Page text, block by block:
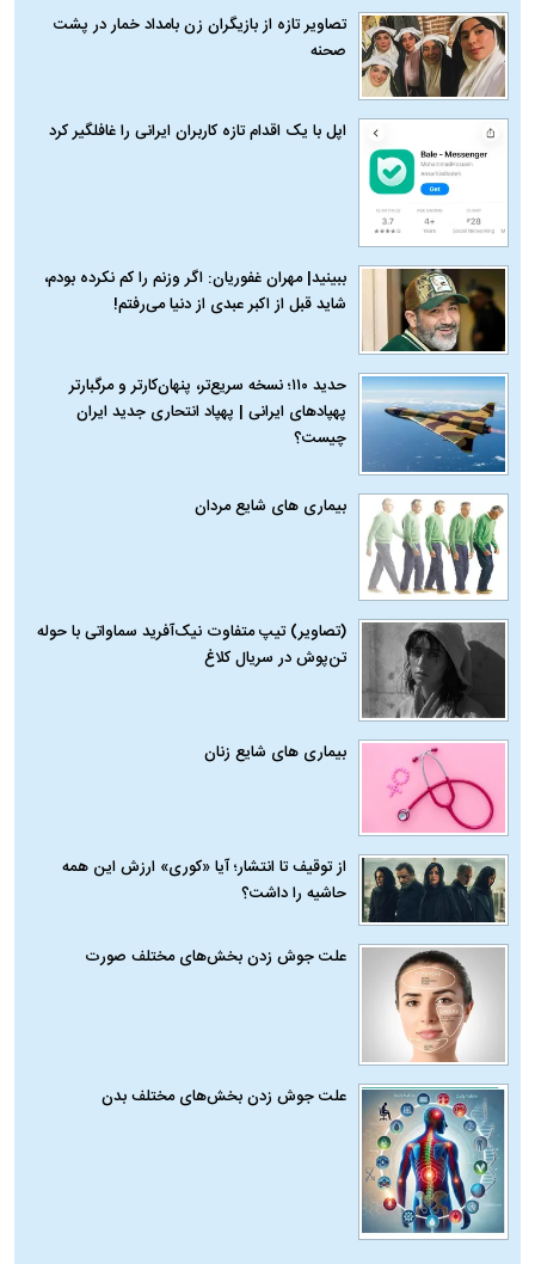
تصاویر تازه از بازیگران زن بامداد خمار در پشت
صحنه
اپل با یک اقدام تازه کاربران ایرانی را غافلگیر کرد
ببینید| مهران غفوریان: اگر وزنم را کم نکرده بودم،
شاید قبل از اکبر عبدی از دنیا می‌رفتم!
حدید ۱۱۰؛ نسخه سریع‌تر، پنهان‌کارتر و مرگبارتر
پهپادهای ایرانی | پهپاد انتحاری جدید ایران
چیست؟
بیماری‌ های شایع مردان
(تصاویر) تیپ متفاوت نیک‌آفرید سماواتی با حوله
تن‌پوش در سریال کلاغ
بیماری‌ های شایع زنان
از توقیف تا انتشار؛ آیا «کوری» ارزش این همه
حاشیه را داشت؟
علت جوش زدن بخش‌های مختلف صورت
علت جوش زدن بخش‌های مختلف بدن